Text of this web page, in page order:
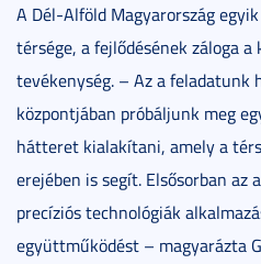
A Dél-Alföld Magyarország
térsége, a fejlődésének záloga
tevékenység. – Az a feladatunk
központjában próbáljunk meg
hátteret kialakítani, amely a
erejében is segít. Elsősorban
precíziós technológiák
együttműködést – magyarázta